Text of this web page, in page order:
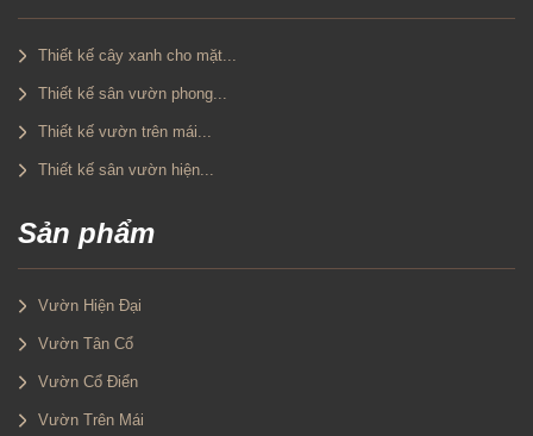
Thiết kế cây xanh cho mặt...
Thiết kế sân vườn phong...
Thiết kế vườn trên mái...
Thiết kế sân vườn hiện...
Sản phẩm
Vườn Hiện Đại
Vườn Tân Cổ
Vườn Cổ Điển
Vườn Trên Mái